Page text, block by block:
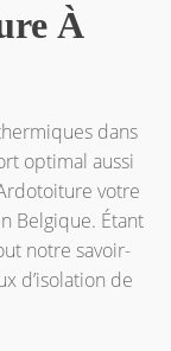
À
dans
optimal aussi
votre
Belgique. Étant
notre savoir-
d’isolation de